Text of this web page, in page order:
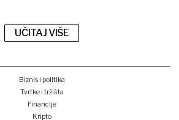
UČITAJ VIŠE
Biznis i politika
Tvrtke i tržišta
Financije
Kripto